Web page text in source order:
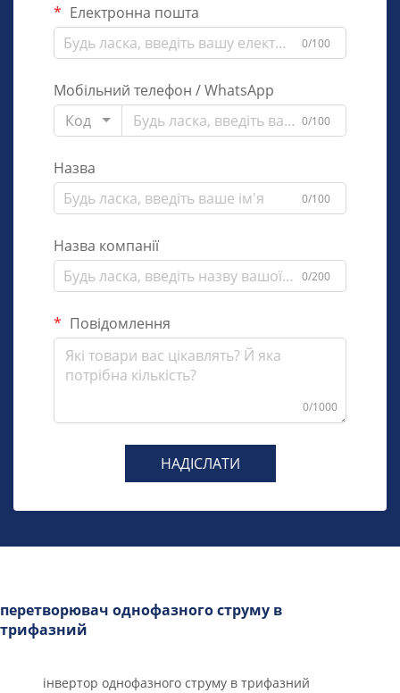
Електронна пошта
0/100
Мобільний телефон / WhatsApp
Код
0/100
Назва
0/100
Назва компанії
0/200
Повідомлення
0/1000
НАДІСЛАТИ
перетворювач однофазного струму в
трифазний
інвертор однофазного струму в трифазний